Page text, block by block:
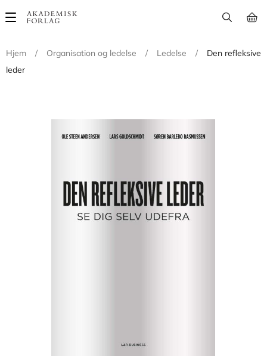
Main
Hjem
/ Organisation og ledelse / Ledelse /
Den refleksive
leder